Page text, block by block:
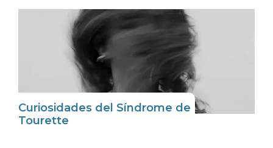
Curiosidades del Síndrome de
Tourette